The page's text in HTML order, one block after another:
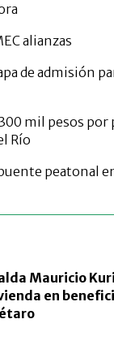
alianzas
de admisión
mil pesos
Río
peatonal
Mauricio
en